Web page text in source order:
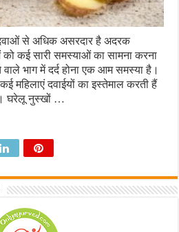
से अधिक असरदार है अदरक
को कई सारी समस्याओं का सामना करना
भाग में दर्द होना एक आम समस्या है।
महिलाएं दवाईयों का इस्तेमाल करती हैं
घरेलू नुस्खों …